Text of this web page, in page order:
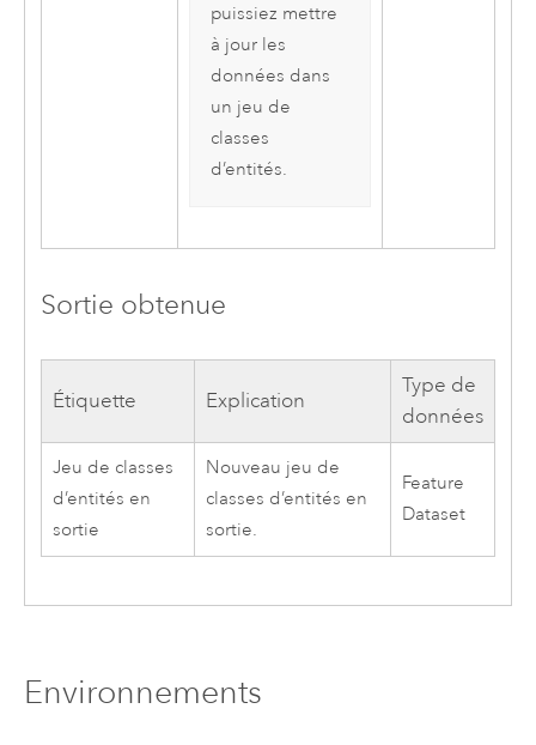
puissiez mettre
à jour les
données dans
un jeu de
classes
d’entités.
Sortie obtenue
Étiquette Explication
Type de
données
Jeu de classes
d’entités en
sortie
Nouveau jeu de
classes d’entités en
sortie.
Feature
Dataset
Environnements